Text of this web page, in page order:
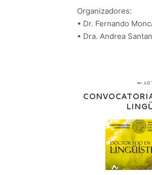
Organizadores:
• Dr. Fernando
• Dra. Andrea